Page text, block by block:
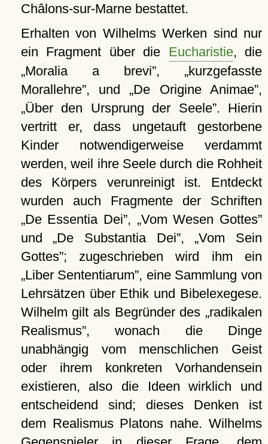
Châlons-sur-Marne bestattet.
Erhalten von Wilhelms Werken sind nur
ein Fragment über die Eucharistie, die
Moralia a brevi ,
kurzgefasste
Morallehre , und De Origine Animae ,
Über den Ursprung der Seele . Hierin
vertritt er, dass ungetauft gestorbene
Kinder notwendigerweise verdammt
werden, weil ihre Seele durch die Rohheit
des Körpers verunreinigt ist. Entdeckt
wurden auch Fragmente der Schriften
De Essentia Dei ,
Vom Wesen Gottes
und De Substantia Dei , Vom Sein
Gottes ; zugeschrieben wird ihm ein
Liber Sententiarum , eine Sammlung von
Lehrsätzen über Ethik und Bibelexegese.
Wilhelm gilt als Begründer des
radikalen
Realismus , wonach die Dinge
unabhängig vom menschlichen Geist
oder ihrem konkreten Vorhandensein
existieren, also die Ideen wirklich und
entscheidend sind; dieses Denken ist
dem Realismus Platons nahe. Wilhelms